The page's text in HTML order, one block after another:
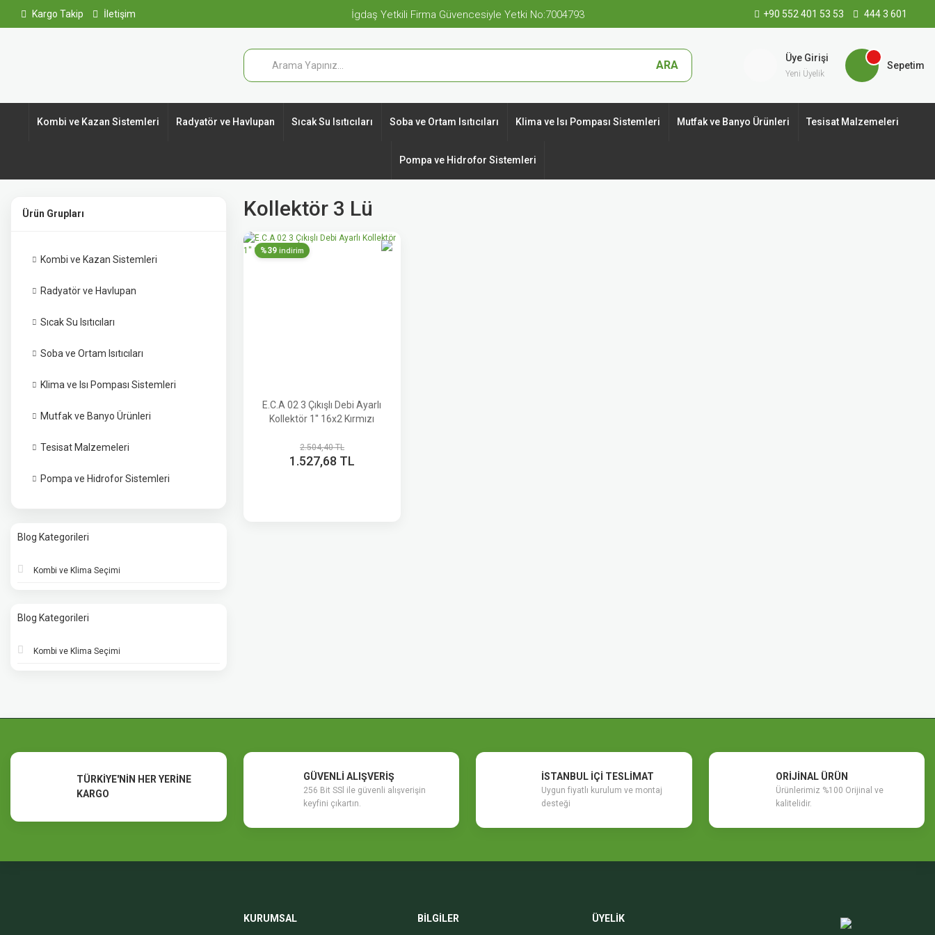
Kargo Takip İletişim İgdaş Yetkili Firma Güvencesiyle Yetki No:7004793 +90 552 401 53 53 444 3 601
ARA
Üye Girişi
Yeni Üyelik
Sepetim
Kombi ve Kazan Sistemleri Radyatör ve Havlupan Sıcak Su Isıtıcıları Soba ve Ortam Isıtıcıları Klima ve Isı Pompası Sistemleri Mutfak ve Banyo Ürünleri Tesisat Malzemeleri
Pompa ve Hidrofor Sistemleri
Ürün Grupları
Kombi ve Kazan Sistemleri
Radyatör ve Havlupan
Sıcak Su Isıtıcıları
Soba ve Ortam Isıtıcıları
Klima ve Isı Pompası Sistemleri
Mutfak ve Banyo Ürünleri
Tesisat Malzemeleri
Pompa ve Hidrofor Sistemleri
Blog Kategorileri
Kombi ve Klima Seçimi
Blog Kategorileri
Kombi ve Klima Seçimi
Kollektör 3 Lü
%39 indirim
E.C.A 02 3 Çıkışlı Debi Ayarlı
Kollektör 1'' 16x2 Kırmızı
2.504,40 TL
1.527,68 TL
TÜRKİYE'NİN HER YERİNE
KARGO
GÜVENLİ ALIŞVERİŞ
256 Bit SSl ile güvenli alışverişin
keyfini çıkartın.
İSTANBUL İÇİ TESLİMAT
Uygun fiyatlı kurulum ve montaj
desteği
ORİJİNAL ÜRÜN
Ürünlerimiz %100 Orijinal ve
kalitelidir.
KURUMSAL BİLGİLER ÜYELİK